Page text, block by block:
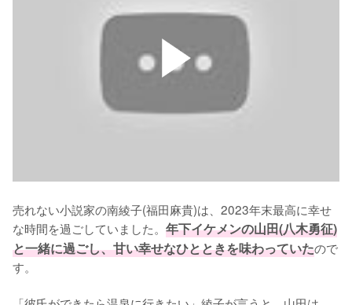
売れない小説家の南綾子(福田麻貴)は、2023年末最高に幸せ
な時間を過ごしていました。 年下イケメンの山田(八木勇征)
と一緒に過ごし、甘い幸せなひとときを味わっていたので
す。